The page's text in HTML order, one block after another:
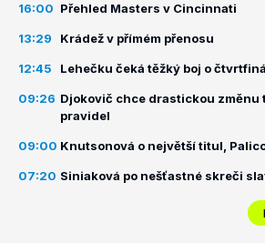
16:00 Přehled Masters v Cincinnati
13:29 Krádež v přímém přenosu
12:45 Lehečku čeká těžký boj o
09:26 Djokovič chce drastickou změnu
pravidel
09:00 Knutsonová o největší titul,
07:20 Siniaková po nešťastné skreči